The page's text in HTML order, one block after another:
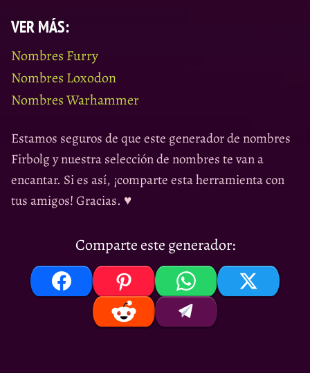
VER MÁS:
Nombres Furry
Nombres Loxodon
Nombres Warhammer
Estamos seguros de que este generador de nombres
Firbolg y nuestra selección de nombres te van a
encantar. Si es así, ¡comparte esta herramienta con
tus amigos! Gracias. ♥
Comparte este generador: